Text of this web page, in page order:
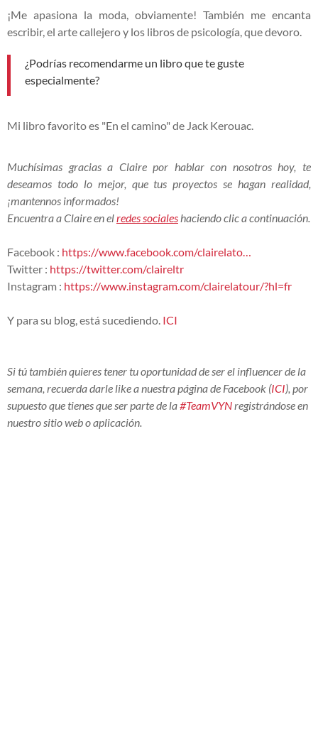
¡Me apasiona la moda, obviamente! También me encanta
escribir, el arte callejero y los libros de psicología, que devoro.
¿Podrías recomendarme un libro que te guste
especialmente?
Mi libro favorito es "En el camino" de Jack Kerouac.
Muchísimas gracias a Claire por hablar con nosotros hoy, te
deseamos todo lo mejor, que tus proyectos se hagan realidad,
¡mantennos informados!
Encuentra a Claire en elredes sociales haciendo clic a continuación.
Facebook : https://www.facebook.com/clairelato…
Twitter : https://twitter.com/claireltr
Instagram : https://www.instagram.com/clairelatour/?hl=fr
Y para su blog, está sucediendo. ICI
Si tú también quieres tener tu oportunidad de ser el influencer de la
semana, recuerda darle like a nuestra página de Facebook (ICI), por
supuesto que tienes que ser parte de la#TeamVYN registrándose en
nuestro sitio web o aplicación.